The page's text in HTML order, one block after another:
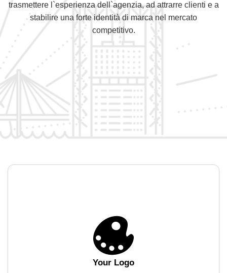
trasmettere l`esperienza dell`agenzia, ad attrarre clienti e a
stabilire una forte identità di marca nel mercato
competitivo.
Your Logo